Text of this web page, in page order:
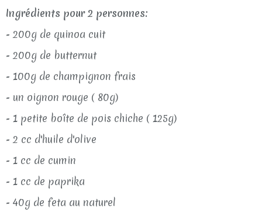
Ingrédients pour 2 personnes:
- 200g de quinoa cuit
- 200g de butternut
- 100g de champignon frais
- un oignon rouge ( 80g)
- 1 petite boîte de pois chiche ( 125g)
- 2 cc d'huile d'olive
- 1 cc de cumin
- 1 cc de paprika
- 40g de feta au naturel